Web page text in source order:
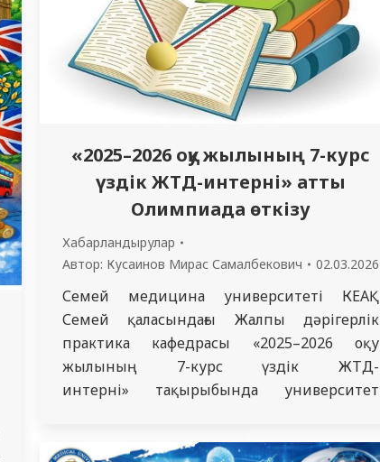
«2025–2026 оқу жылының 7-курс
үздік ЖТД-интерні» атты
Олимпиада өткізу
Хабарландырулар
Автор: Кусаинов Мирас Самалбекович 02.03.2026
Семей медицина университеті КЕАҚ
Семей қаласындағы Жалпы дәрігерлік
практика кафедрасы «2025–2026 оқу
жылының 7-курс үздік ЖТД-
интерні» тақырыбында университет